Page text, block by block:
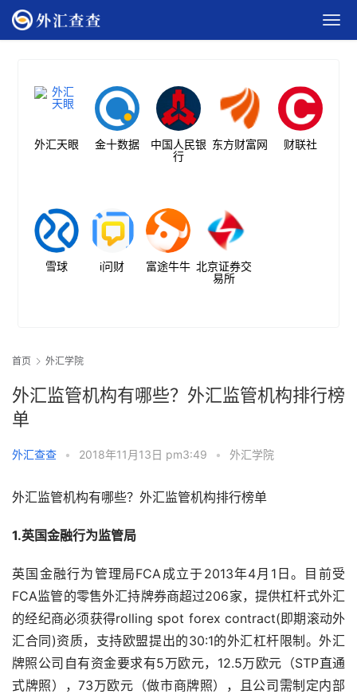
外汇天眼 金十数据
中国人民银
行
东方财富网 财联社
雪球 i问财 富途牛牛 北京证券交
易所
首页 外汇学院
外汇监管机构有哪些？外汇监管机构排行榜
单
外汇查查 • 2018年11月13日 pm3:49 • 外汇学院
外汇监管机构有哪些？外汇监管机构排行榜单
1.英国金融行为监管局
英国金融行为管理局FCA成立于2013年4月1日。目前受
FCA监管的零售外汇持牌券商超过206家，提供杠杆式外汇
的经纪商必须获得rolling spot forex contract(即期滚动外
汇合同)资质，支持欧盟提出的30:1的外汇杠杆限制。外汇
牌照公司自有资金要求有5万欧元，12.5万欧元（STP直通
式牌照），73万欧元（做市商牌照），且公司需制定内部